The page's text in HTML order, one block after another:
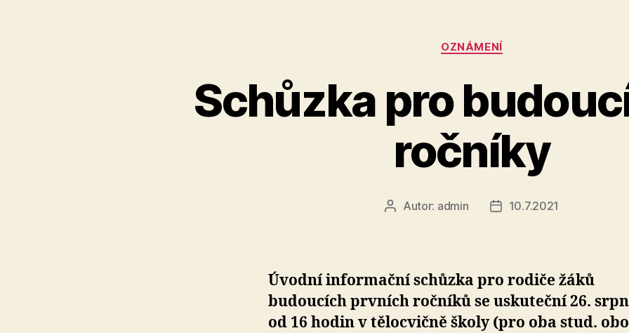
Rubriky
OZNÁMENÍ
Schůzka pro
ročníky
AutorAutor: admin
Datum
10.7.2021
Úvodní informační schůzka pro rodiče žáků
budoucích prvních ročníků se uskuteční 26.
od 16 hodin v tělocvičně školy (pro oba stud.